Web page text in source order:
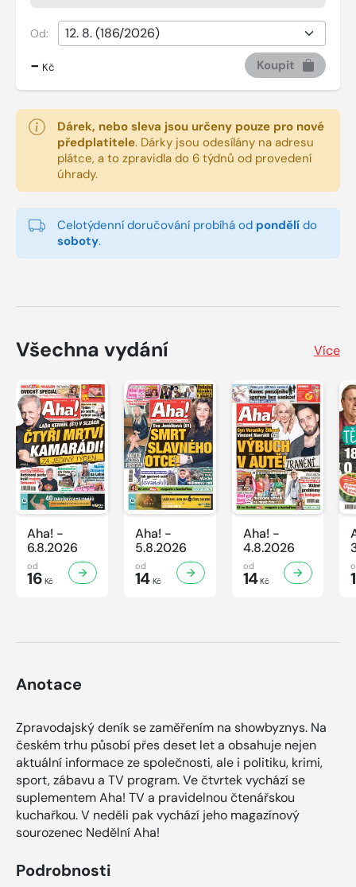
Od:
- Kč Koupit
Dárek, nebo sleva jsou určeny pouze pro nové
předplatitele. Dárky jsou odesílány na adresu
plátce, a to zpravidla do 6 týdnů od provedení
úhrady.
Celotýdenní doručování probíhá od pondělí do
soboty.
Všechna vydání Více
Aha! -
6.8.2026
od
16 Kč
Aha! -
5.8.2026
od
14Kč
Aha! -
4.8.2026
od
14Kč
Anotace
Zpravodajský deník se zaměřením na showbyznys. Na
českém trhu působí přes deset let a obsahuje nejen
aktuální informace ze společnosti, ale i politiku, krimi,
sport, zábavu a TV program. Ve čtvrtek vychází se
suplementem Aha! TV a pravidelnou čtenářskou
kuchařkou. V neděli pak vychází jeho magazínový
sourozenec Nedělní Aha!
Podrobnosti